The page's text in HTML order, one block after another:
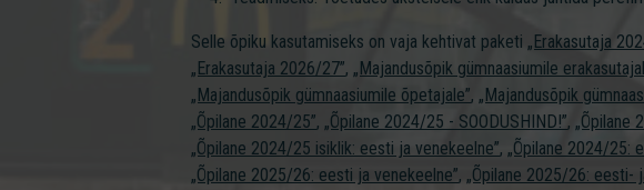
Selle õpiku kasutamiseks on vaja kehtivat paketi „Erakasutaja
„Erakasutaja 2026/27”, „Majandusõpik gümnaasiumile
„Majandusõpik gümnaasiumile õpetajale”, „Majandusõpik
„Õpilane 2024/25”, „Õpilane 2024/25 - SOODUSHIND!”, „Õpilane
„Õpilane 2024/25 isiklik: eesti ja venekeelne”, „Õpilane 2024/25:
„Õpilane 2025/26: eesti ja venekeelne”, „Õpilane 2025/26: eesti-